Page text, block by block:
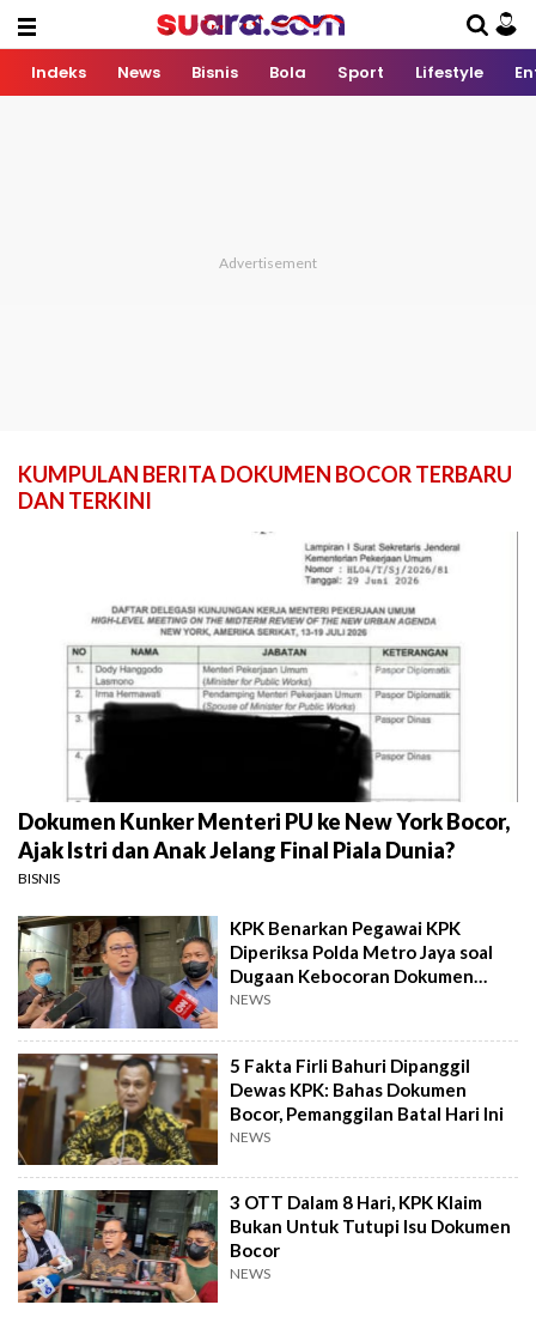
Indeks News Bisnis Bola Sport Lifestyle
KUMPULAN BERITA DOKUMEN BOCOR TERBARU
DAN TERKINI
Dokumen Kunker Menteri PU ke New York Bocor,
Ajak Istri dan Anak Jelang Final Piala Dunia?
BISNIS
KPK Benarkan Pegawai KPK
Diperiksa Polda Metro Jaya soal
Dugaan Kebocoran Dokumen
Korupsi
NEWS
5 Fakta Firli Bahuri Dipanggil
Dewas KPK: Bahas Dokumen
Bocor, Pemanggilan Batal Hari Ini
NEWS
3 OTT Dalam 8 Hari, KPK Klaim
Bukan Untuk Tutupi Isu Dokumen
Bocor
NEWS